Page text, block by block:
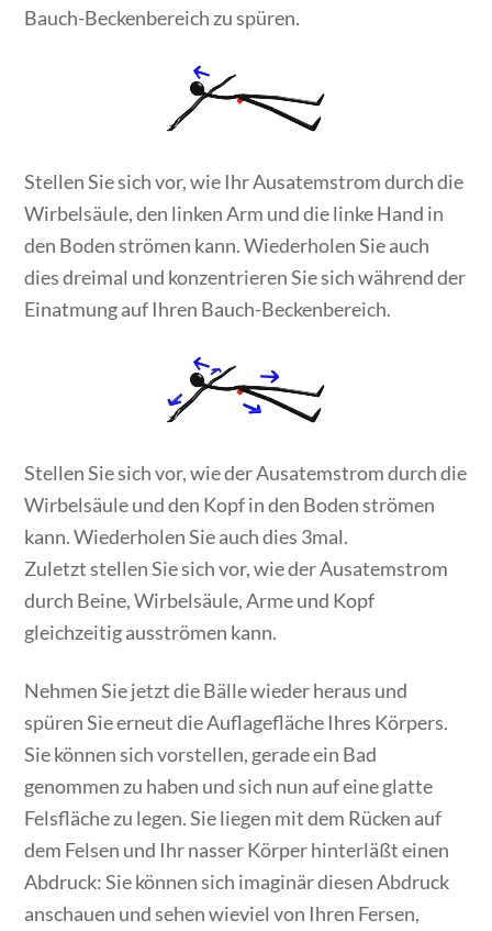
Bauch-Beckenbereich zu spüren.
Stellen Sie sich vor, wie Ihr Ausatemstrom durch die
Wirbelsäule, den linken Arm und die linke Hand in
den Boden strömen kann. Wiederholen Sie auch
dies dreimal und konzentrieren Sie sich während der
Einatmung auf Ihren Bauch-Beckenbereich.
Stellen Sie sich vor, wie der Ausatemstrom durch die
Wirbelsäule und den Kopf in den Boden strömen
kann. Wiederholen Sie auch dies 3mal.
Zuletzt stellen Sie sich vor, wie der Ausatemstrom
durch Beine, Wirbelsäule, Arme und Kopf
gleichzeitig ausströmen kann.
Nehmen Sie jetzt die Bälle wieder heraus und
spüren Sie erneut die Auflagefläche Ihres Körpers.
Sie können sich vorstellen, gerade ein Bad
genommen zu haben und sich nun auf eine glatte
Felsfläche zu legen. Sie liegen mit dem Rücken auf
dem Felsen und Ihr nasser Körper hinterläßt einen
Abdruck: Sie können sich imaginär diesen Abdruck
anschauen und sehen wieviel von Ihren Fersen,